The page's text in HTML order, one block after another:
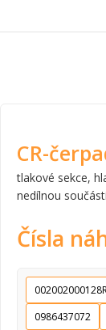
CR-
tlakové sekce,
nedílnou
Čísla
0986437072